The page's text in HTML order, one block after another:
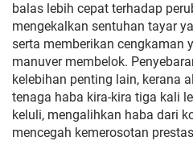
balas lebih cepat terhadap
mengekalkan sentuhan tayar
serta memberikan cengkaman
manuver membelok.
kelebihan penting lain, kerana
tenaga haba kira-kira tiga kali
keluli, mengalihkan haba dari
mencegah kemerosotan